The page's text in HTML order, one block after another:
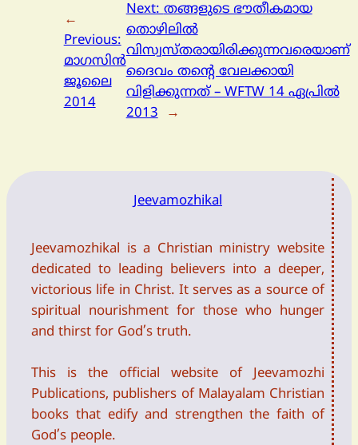
←
Previous:
മാഗസിന്‍
ജൂലൈ
2014
Next:തങ്ങളുടെ ഭൗതീകമായ
തൊഴിലില്‍
വിസ്വസ്തരായിരിക്കുന്നവരെയാണ്
ദൈവം തന്റെ വേലക്കായി
വിളിക്കുന്നത് – WFTW 14 ഏപ്രിൽ
2013
→
Jeevamozhikal
Jeevamozhikal is a Christian ministry website
dedicated to leading believers into a deeper,
victorious life in Christ. It serves as a source of
spiritual nourishment for those who hunger
and thirst for God’s truth.
This is the official website of Jeevamozhi
Publications, publishers of Malayalam Christian
books that edify and strengthen the faith of
God’s people.